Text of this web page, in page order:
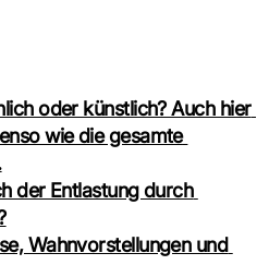
oder künstlich? Auch hier
wie die gesamte
der Entlastung durch
Wahnvorstellungen und